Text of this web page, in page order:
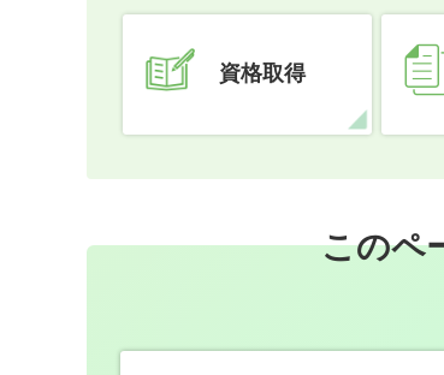
資格取得
このペ